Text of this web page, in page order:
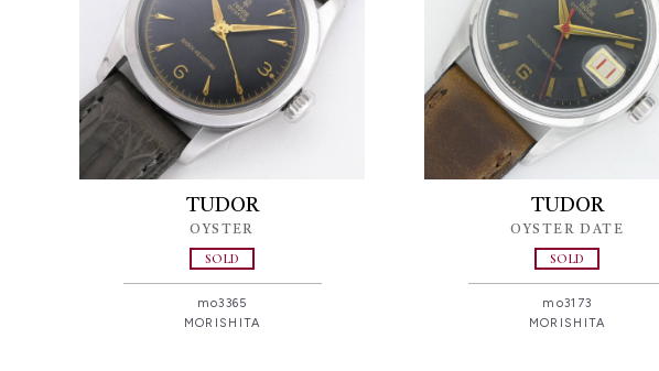
TUDOR
OYSTER
SOLD
mo3365
MORISHITA
TUDOR
OYSTER DATE
SOLD
mo3173
MORISHITA